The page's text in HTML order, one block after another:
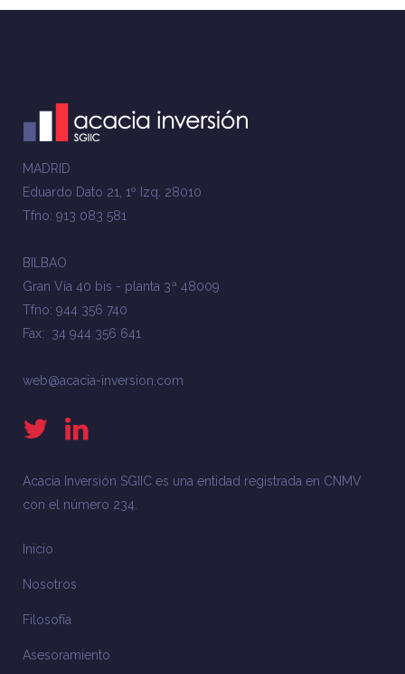
MADRID
Eduardo Dato 21, 1º Izq. 28010
Tfno: 913 083 581
BILBAO
Gran Vía 40 bis - planta 3ª 48009
Tfno: 944 356 740
Fax: 34 944 356 641
web@acacia-inversion.com
Acacia Inversión SGIIC es una entidad registrada en CNMV
con el número 234.
Inicio
Nosotros
Filosofía
Asesoramiento